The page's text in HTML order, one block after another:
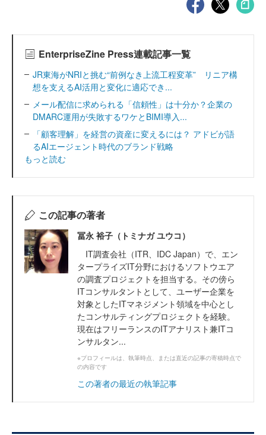
EnterpriseZine Press連載記事一覧
JR東海がNRIと挑む“前例なき上流工程変革” リニア構
想を支えるAI活用と変化に適応でき...
メール配信に求められる「信頼性」は十分か？企業の
DMARC運用が失敗するワケとBIMI導入...
「顧客理解」を経営の資産に変えるには？ アドビが語
るAIエージェント時代のブランド戦略
もっと読む
この記事の著者
冨永 裕子（トミナガ ユウコ）
IT調査会社（ITR、IDC Japan）で、エン
タープライズIT分野におけるソフトウエア
の調査プロジェクトを担当する。その傍ら
ITコンサルタントとして、ユーザー企業を
対象としたITマネジメント領域を中心とし
たコンサルティングプロジェクトを経験。
現在はフリーランスのITアナリスト兼ITコ
ンサルタン...
※プロフィールは、執筆時点、または直近の記事の寄稿時点で
の内容です
この著者の最近の執筆記事